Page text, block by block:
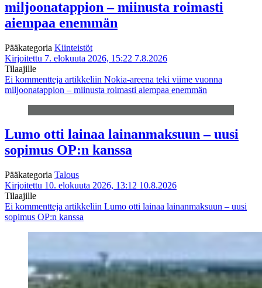
miljoonatappion – miinusta roimasti
aiempaa enemmän
Pääkategoria Kiinteistöt
Kirjoitettu 7. elokuuta 2026, 15:22 7.8.2026
Tilaajille
Ei kommentteja artikkeliin Nokia-areena teki viime vuonna
miljoonatappion – miinusta roimasti aiempaa enemmän
Lumo otti lainaa lainanmaksuun – uusi
sopimus OP:n kanssa
Pääkategoria Talous
Kirjoitettu 10. elokuuta 2026, 13:12 10.8.2026
Tilaajille
Ei kommentteja artikkeliin Lumo otti lainaa lainanmaksuun – uusi
sopimus OP:n kanssa